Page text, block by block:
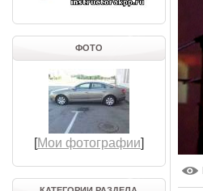
ФОТО
[Мои фотографии]